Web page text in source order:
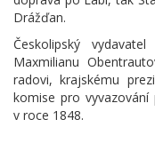
Drážďan.
Českolipský
Maxmilianu
radovi, krajskému
komise pro
v roce 1848.